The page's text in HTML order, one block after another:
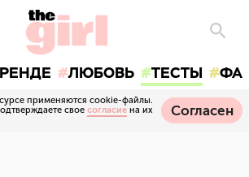
ЛЮБОВЬ ТЕСТЫ
применяются cookie-файлы.
свое согласие на их
Согласен